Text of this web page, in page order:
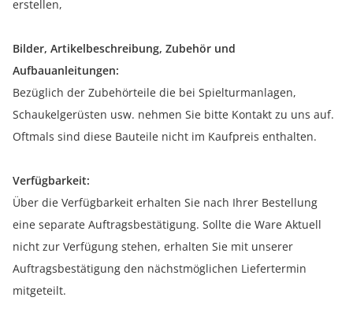
erstellen,
Bilder, Artikelbeschreibung, Zubehör und
Aufbauanleitungen:
Bezüglich der Zubehörteile die bei Spielturmanlagen,
Schaukelgerüsten usw. nehmen Sie bitte Kontakt zu uns auf.
Oftmals sind diese Bauteile nicht im Kaufpreis enthalten.
Verfügbarkeit:
Über die Verfügbarkeit erhalten Sie nach Ihrer Bestellung
eine separate Auftragsbestätigung. Sollte die Ware Aktuell
nicht zur Verfügung stehen, erhalten Sie mit unserer
Auftragsbestätigung den nächstmöglichen Liefertermin
mitgeteilt.